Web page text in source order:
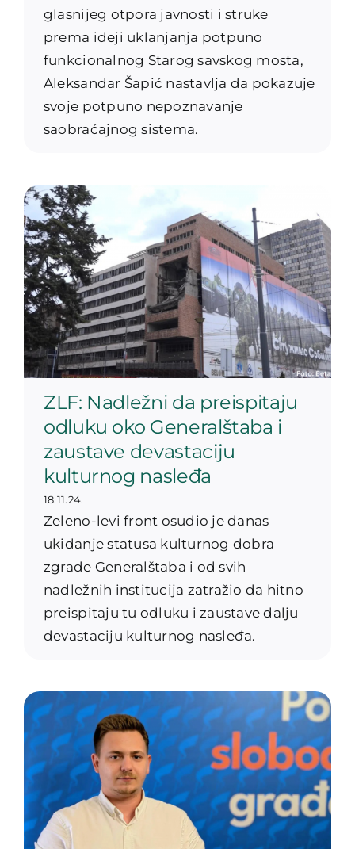
glasnijeg otpora javnosti i struke
prema ideji uklanjanja potpuno
funkcionalnog Starog savskog mosta,
Aleksandar Šapić nastavlja da pokazuje
svoje potpuno nepoznavanje
saobraćajnog sistema.
ZLF: Nadležni da preispitaju
odluku oko Generalštaba i
zaustave devastaciju
kulturnog nasleđa
18.11.24.
Zeleno-levi front osudio je danas
ukidanje statusa kulturnog dobra
zgrade Generalštaba i od svih
nadležnih institucija zatražio da hitno
preispitaju tu odluku i zaustave dalju
devastaciju kulturnog nasleđa.